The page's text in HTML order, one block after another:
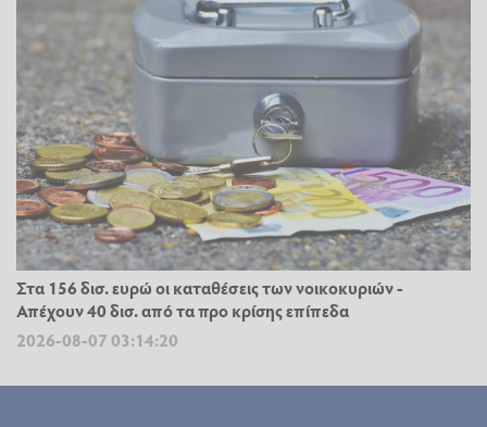
Στα 156 δισ. ευρώ οι καταθέσεις των νοικοκυριών -
Απέχουν 40 δισ. από τα προ κρίσης επίπεδα
2026-08-07 03:14:20